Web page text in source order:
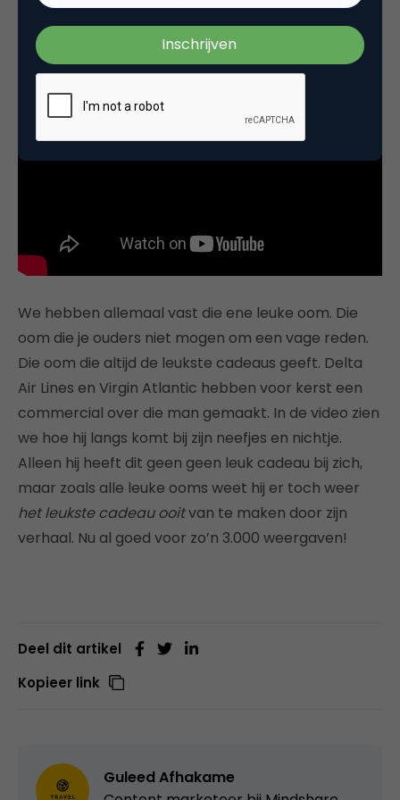
3.003 views
We hebben allemaal vast die ene leuke oom. Die
oom die je ouders niet mogen om een vage reden.
Die oom die altijd de leukste cadeaus geeft. Delta
Air Lines en Virgin Atlantic hebben voor kerst een
commercial over die man gemaakt. In de video zien
we hoe hij langs komt bij zijn neefjes en nichtje.
Alleen hij heeft dit geen geen leuk cadeau bij zich,
maar zoals alle leuke ooms weet hij er toch weer
het leukste cadeau ooitvan te maken door zijn
verhaal. Nu al goed voor zo’n 3.000 weergaven!
Deel dit artikel
Kopieer link
Guleed Afhakame